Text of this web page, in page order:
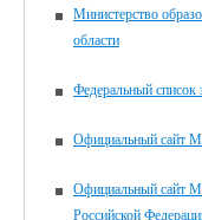
Министерство
области
Федеральный список
Официальный сайт
Официальный сайт
Российской